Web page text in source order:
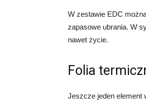
W zestawie EDC
zapasowe ubrania. W
nawet życie.
Folia
Jeszcze jeden element